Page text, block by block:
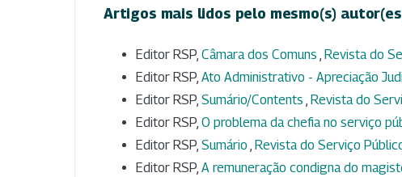
Artigos mais lidos pelo mesmo(s)
Editor RSP, Câmara dos Comuns , Revista do
Editor RSP, Ato Administrativo - Apreciação
Editor RSP, Sumário/Contents , Revista do
Editor RSP, O problema da chefia no serviço
Editor RSP, Sumário , Revista do Serviço
Editor RSP, A remuneração condigna do